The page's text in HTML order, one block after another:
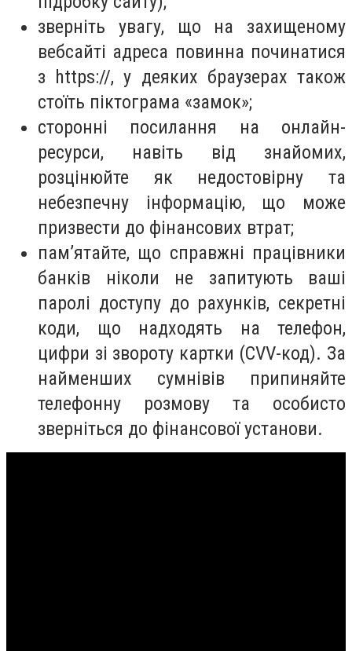
зверніть увагу, що на захищеному
вебсайті адреса повинна починатися
з https://, у деяких браузерах також
стоїть піктограма «замок»;
сторонні посилання на онлайн-
ресурси, навіть від знайомих,
розцінюйте як недостовірну та
небезпечну інформацію, що може
призвести до фінансових втрат;
пам’ятайте, що справжні працівники
банків ніколи не запитують ваші
паролі доступу до рахунків, секретні
коди, що надходять на телефон,
цифри зі звороту картки (CVV-код). За
найменших сумнівів припиняйте
телефонну розмову та особисто
зверніться до фінансової установи.